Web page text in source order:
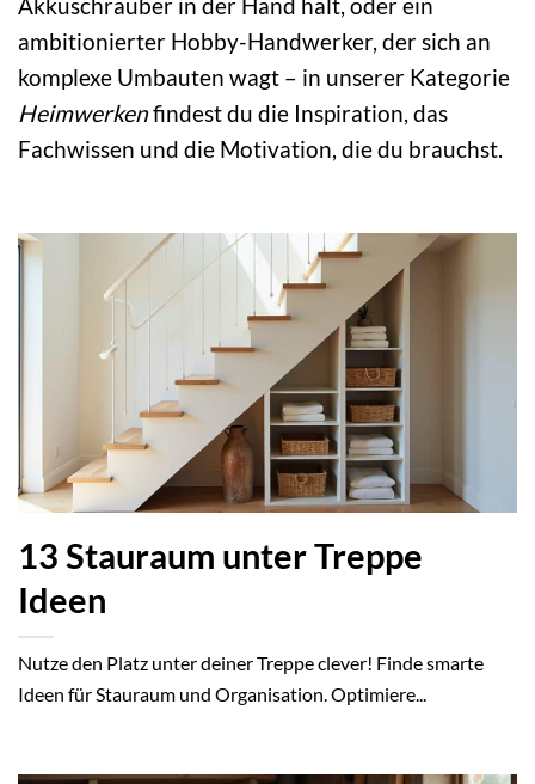
Akkuschrauber in der Hand hält, oder ein
ambitionierter Hobby-Handwerker, der sich an
komplexe Umbauten wagt – in unserer Kategorie
Heimwerkenfindest du die Inspiration, das
Fachwissen und die Motivation, die du brauchst.
13 Stauraum unter Treppe
Ideen
Nutze den Platz unter deiner Treppe clever! Finde smarte
Ideen für Stauraum und Organisation. Optimiere...